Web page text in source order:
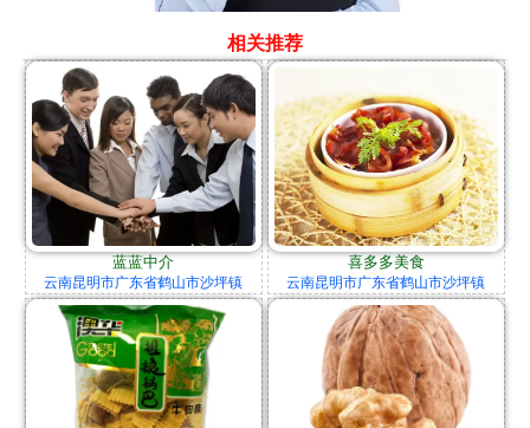
相关推荐
蓝蓝中介
云南昆明市广东省鹤山市沙坪镇
喜多多美食
云南昆明市广东省鹤山市沙坪镇